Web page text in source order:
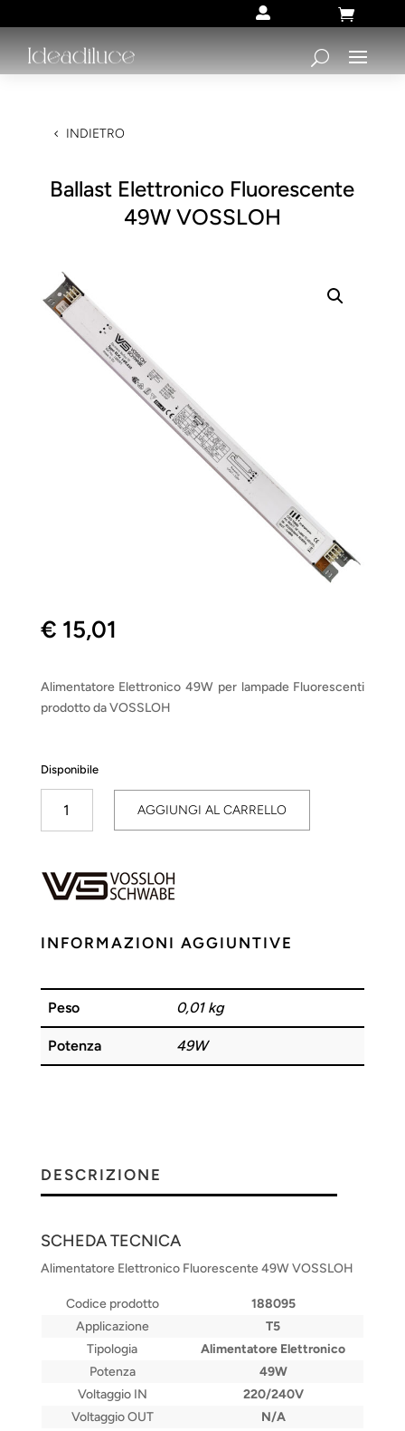
 
INDIETRO
Ballast Elettronico Fluorescente
49W VOSSLOH
€ 15,01
Alimentatore Elettronico 49W per lampade Fluorescenti
prodotto da VOSSLOH
Disponibile
Elettronico
VOSSLOH
quantità
AGGIUNGI AL CARRELLO
INFORMAZIONI AGGIUNTIVE
Peso 0,01 kg
Potenza 49W
DESCRIZIONE
SCHEDA TECNICA
Alimentatore Elettronico Fluorescente 49W VOSSLOH
Codice prodotto
188095
Applicazione
T5
Tipologia
Alimentatore Elettronico
Potenza
49W
Voltaggio IN
220/240V
Voltaggio OUT
N/A